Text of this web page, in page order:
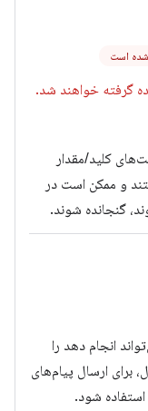
گرفته خواهند شد.
کلید/مقدار
و ممکن است در
گنجانده شوند.
انجام دهد را
برای ارسال پیام‌های
استفاده شود.